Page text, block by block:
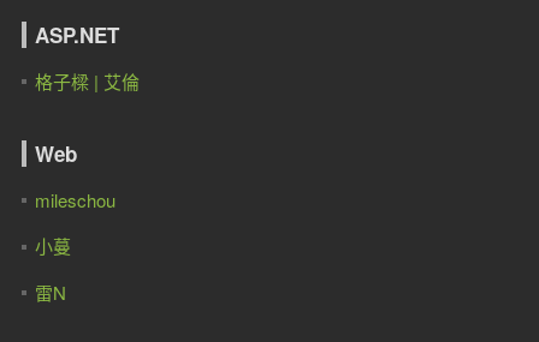
ASP.NET
格子樑 | 艾倫
Web
mileschou
小蔓
雷N